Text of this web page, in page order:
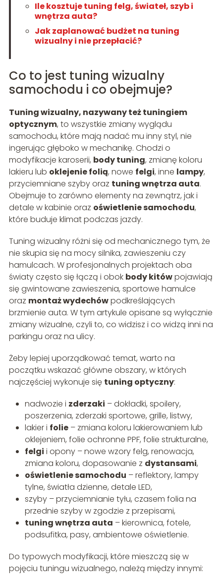
Ile kosztuje tuning felg, świateł, szyb i
wnętrza auta?
Jak zaplanować budżet na tuning
wizualny i nie przepłacić?
Co to jest tuning wizualny
samochodu i co obejmuje?
Tuning wizualny, nazywany też tuningiem
optycznym, to wszystkie zmiany wyglądu
samochodu, które mają nadać mu inny styl, nie
ingerując głęboko w mechanikę. Chodzi o
modyfikacje karoserii, body tuning, zmianę koloru
lakieru lub oklejenie folią, nowe felgi, inne lampy,
przyciemniane szyby oraz tuning wnętrza auta.
Obejmuje to zarówno elementy na zewnątrz, jak i
detale w kabinie oraz oświetlenie samochodu,
które buduje klimat podczas jazdy.
Tuning wizualny różni się od mechanicznego tym, że
nie skupia się na mocy silnika, zawieszeniu czy
hamulcach. W profesjonalnych projektach oba
światy często się łączą i obok body kitówpojawiają
się gwintowane zawieszenia, sportowe hamulce
oraz montaż wydechówpodkreślających
brzmienie auta. W tym artykule opisane są wyłącznie
zmiany wizualne, czyli to, co widzisz i co widzą inni na
parkingu oraz na ulicy.
Żeby lepiej uporządkować temat, warto na
początku wskazać główne obszary, w których
najczęściej wykonuje się tuning optyczny:
nadwozie i zderzaki – dokładki, spoilery,
poszerzenia, zderzaki sportowe, grille, listwy,
lakier i folie– zmiana koloru lakierowaniem lub
oklejeniem, folie ochronne PPF, folie strukturalne,
felgi i opony – nowe wzory felg, renowacja,
zmiana koloru, dopasowanie z dystansami,
oświetlenie samochodu – reflektory, lampy
tylne, światła dzienne, detale LED,
szyby – przyciemnianie tyłu, czasem folia na
przednie szyby w zgodzie z przepisami,
tuning wnętrza auta – kierownica, fotele,
podsufitka, pasy, ambientowe oświetlenie.
Do typowych modyfikacji, które mieszczą się w
pojęciu tuningu wizualnego, należą między innymi: